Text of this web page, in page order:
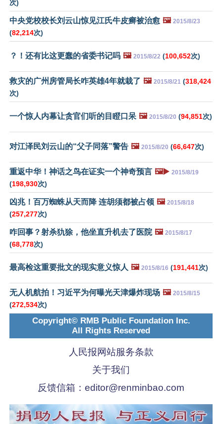
次)
中央党校校长刘云山惊见江氏牛皮癣被治愈 🖼️ 2015/8/23
(82,214次)
？！还有比这更蠢的省委书记吗 🖼️ 2015/8/22 (100,652次)
救灾的广州房管局长咋英雄4年就栽了 🖼️ 2015/8/21 (318,424
次)
一个惊人内幕让贪官们听的目瞪口呆 🖼️ 2015/8/20 (94,851次)
对江泽民刘云山的“父子同落”警告 🖼️ 2015/8/20 (66,647次)
重返中华！神话之鸟在证实一个神奇预言 🖼️▶️ 2015/8/19
(198,930次)
凶兆！百万蜘蛛从天而降 连胡须都被占领 🖼️ 2015/8/18
(257,277次)
咋回事？射杀犰狳，他坐直升机去了医院 🖼️ 2015/8/17
(68,778次)
最高检这重要批文的现实意义惊人 🖼️ 2015/8/16 (191,441次)
无人机航拍！习近平为何曝光天津爆炸现场 🖼️ 2015/8/15
(272,534次)
Copyright© RMB Public Foundation Inc.
All Rights Reserved
人民报网站服务条款
关于我们
反馈信箱： editor@renminbao.com